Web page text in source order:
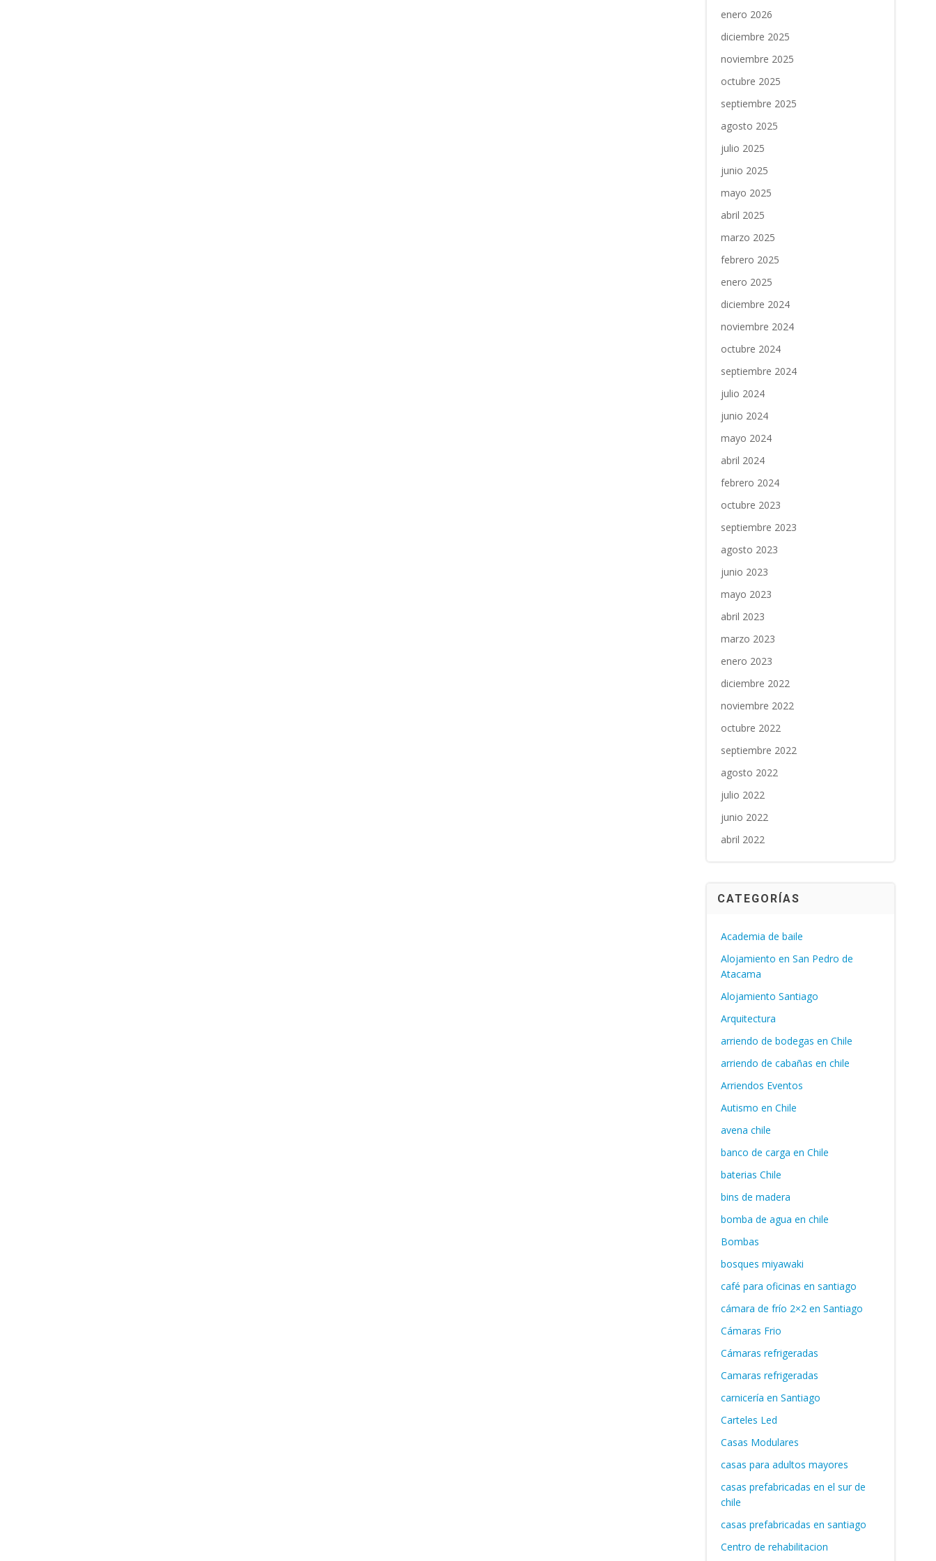
enero 2026
diciembre 2025
noviembre 2025
octubre 2025
septiembre 2025
agosto 2025
julio 2025
junio 2025
mayo 2025
abril 2025
marzo 2025
febrero 2025
enero 2025
diciembre 2024
noviembre 2024
octubre 2024
septiembre 2024
julio 2024
junio 2024
mayo 2024
abril 2024
febrero 2024
octubre 2023
septiembre 2023
agosto 2023
junio 2023
mayo 2023
abril 2023
marzo 2023
enero 2023
diciembre 2022
noviembre 2022
octubre 2022
septiembre 2022
agosto 2022
julio 2022
junio 2022
abril 2022
CATEGORÍAS
Academia de baile
Alojamiento en San Pedro de
Atacama
Alojamiento Santiago
Arquitectura
arriendo de bodegas en Chile
arriendo de cabañas en chile
Arriendos Eventos
Autismo en Chile
avena chile
banco de carga en Chile
baterias Chile
bins de madera
bomba de agua en chile
Bombas
bosques miyawaki
café para oficinas en santiago
cámara de frío 2×2 en Santiago
Cámaras Frio
Cámaras refrigeradas
Camaras refrigeradas
carnicería en Santiago
Carteles Led
Casas Modulares
casas para adultos mayores
casas prefabricadas en el sur de
chile
casas prefabricadas en santiago
Centro de rehabilitacion